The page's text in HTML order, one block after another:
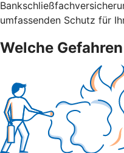
umfassenden Schutz für
Welche